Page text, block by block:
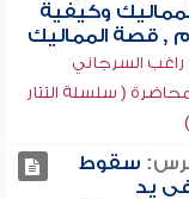
وكيفية
, قصة المماليك
راغب السرجاني
( سلسلة التتار
سقوط
يد